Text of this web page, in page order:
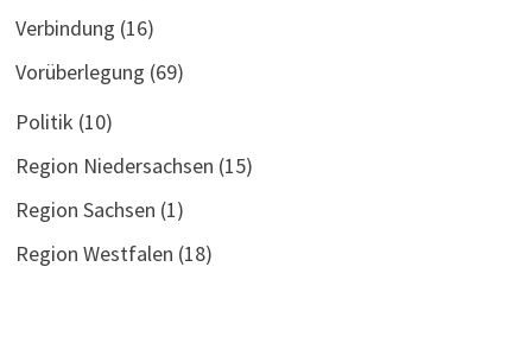
Verbindung (16)
Vorüberlegung (69)
Politik (10)
Region Niedersachsen (15)
Region Sachsen (1)
Region Westfalen (18)